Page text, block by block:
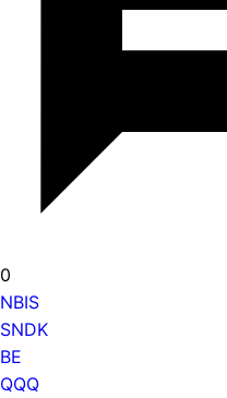
0
NBIS
SNDK
BE
QQQ